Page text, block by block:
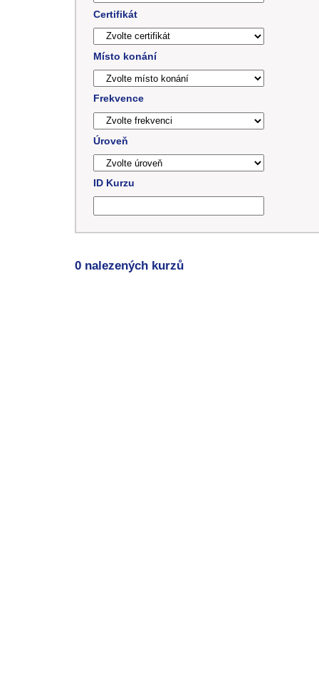
Certifikát
Místo konání
Frekvence
Úroveň
ID Kurzu
0 nalezených kurzů